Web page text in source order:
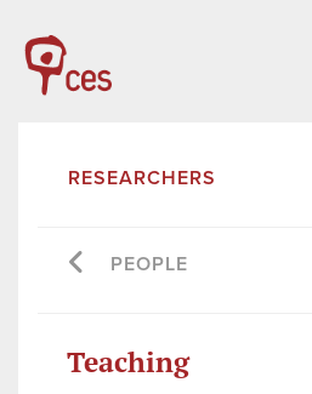
RESEARCHERS
PEOPLE
Teaching